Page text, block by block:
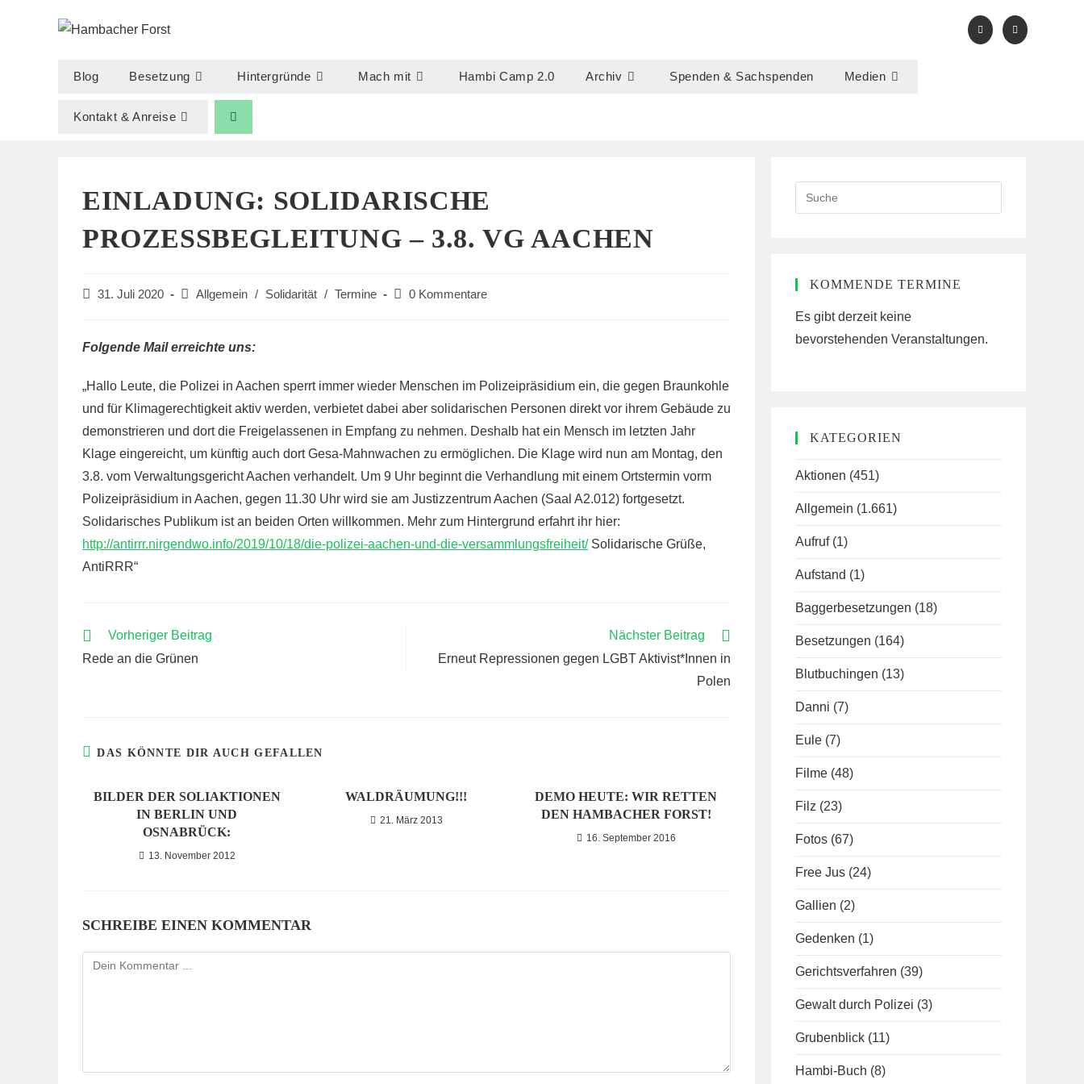
Blog Besetzung Hintergründe Mach mit Hambi Camp 2.0 Archiv Spenden & Sachspenden Medien
Kontakt & Anreise
EINLADUNG: SOLIDARISCHE
PROZESSBEGLEITUNG – 3.8. VG AACHEN
Beitrag
31. Juli 2020
Beitrags-
Allgemein / Solidarität / Termine
Beitrags-
0 Kommentare
Folgende Mail erreichte uns:
„Hallo Leute, die Polizei in Aachen sperrt immer wieder Menschen im Polizeipräsidium ein, die gegen Braunkohle
und für Klimagerechtigkeit aktiv werden, verbietet dabei aber solidarischen Personen direkt vor ihrem Gebäude zu
demonstrieren und dort die Freigelassenen in Empfang zu nehmen. Deshalb hat ein Mensch im letzten Jahr
Klage eingereicht, um künftig auch dort Gesa-Mahnwachen zu ermöglichen. Die Klage wird nun am Montag, den
3.8. vom Verwaltungsgericht Aachen verhandelt. Um 9 Uhr beginnt die Verhandlung mit einem Ortstermin vorm
Polizeipräsidium in Aachen, gegen 11.30 Uhr wird sie am Justizzentrum Aachen (Saal A2.012) fortgesetzt.
Solidarisches Publikum ist an beiden Orten willkommen. Mehr zum Hintergrund erfahrt ihr hier:
http://antirrr.nirgendwo.info/2019/10/18/die-polizei-aachen-und-die-versammlungsfreiheit/Solidarische Grüße,
AntiRRR“
WEITERE
ANSEHEN
Vorheriger Beitrag
Rede an die Grünen
Nächster Beitrag
Erneut Repressionen gegen LGBT Aktivist*Innen in
Polen
DAS KÖNNTE DIR AUCH GEFALLEN
BILDER DER SOLIAKTIONEN
IN BERLIN UND
OSNABRÜCK:
13. November 2012
WALDRÄUMUNG!!!
21. März 2013
DEMO HEUTE: WIR RETTEN
DEN HAMBACHER FORST!
16. September 2016
SCHREIBE EINEN KOMMENTAR
Kommentieren
this
KOMMENDE TERMINE
Es gibt derzeit keine
bevorstehenden Veranstaltungen.
KATEGORIEN
Aktionen (451)
Allgemein (1.661)
Aufruf (1)
Aufstand (1)
Baggerbesetzungen (18)
Besetzungen (164)
Blutbuchingen (13)
Danni (7)
Eule (7)
Filme (48)
Filz (23)
Fotos (67)
Free Jus (24)
Gallien (2)
Gedenken (1)
Gerichtsverfahren (39)
Gewalt durch Polizei (3)
Grubenblick (11)
Hambi-Buch (8)